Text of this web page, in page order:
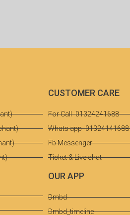
CUSTOMER CARE
For Call- 01324241688
Whats app- 01324141688
Fb Messenger
Ticket & Live chat
OUR APP​
Dmbd
Dmbd_timeline